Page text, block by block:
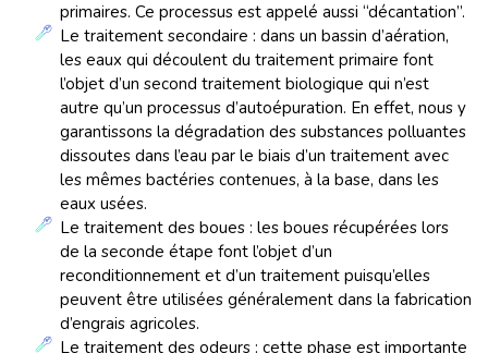
primaires. Ce processus est appelé aussi “décantation”.
Le traitement secondaire : dans un bassin d’aération,
les eaux qui découlent du traitement primaire font
l’objet d’un second traitement biologique qui n’est
autre qu’un processus d’autoépuration. En effet, nous y
garantissons la dégradation des substances polluantes
dissoutes dans l’eau par le biais d’un traitement avec
les mêmes bactéries contenues, à la base, dans les
eaux usées.
Le traitement des boues : les boues récupérées lors
de la seconde étape font l’objet d’un
reconditionnement et d’un traitement puisqu’elles
peuvent être utilisées généralement dans la fabrication
d’engrais agricoles.
Le traitement des odeurs : cette phase est importante